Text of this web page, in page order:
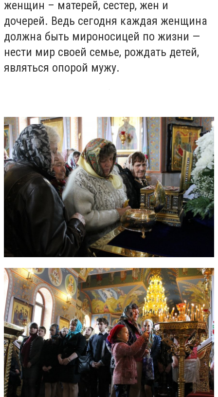
женщин – матерей, сестер, жен и
дочерей. Ведь сегодня каждая женщина
должна быть мироносицей по жизни —
нести мир своей семье, рождать детей,
являться опорой мужу.